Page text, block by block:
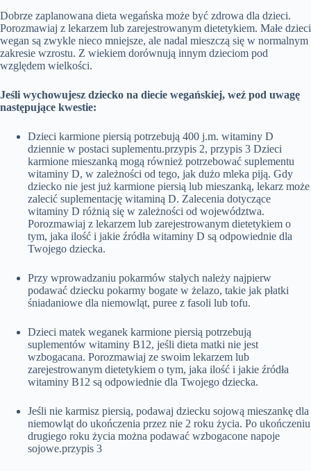
Dobrze zaplanowana dieta wegańska może być zdrowa dla dzieci.
Porozmawiaj z lekarzem lub zarejestrowanym dietetykiem. Małe dzieci
wegan są zwykle nieco mniejsze, ale nadal mieszczą się w normalnym
zakresie wzrostu. Z wiekiem dorównują innym dzieciom pod
względem wielkości.
Jeśli wychowujesz dziecko na diecie wegańskiej, weź pod uwagę
następujące kwestie:
Dzieci karmione piersią potrzebują 400 j.m. witaminy D
dziennie w postaci suplementu.przypis 2, przypis 3 Dzieci
karmione mieszanką mogą również potrzebować suplementu
witaminy D, w zależności od tego, jak dużo mleka piją. Gdy
dziecko nie jest już karmione piersią lub mieszanką, lekarz może
zalecić suplementację witaminą D. Zalecenia dotyczące
witaminy D różnią się w zależności od województwa.
Porozmawiaj z lekarzem lub zarejestrowanym dietetykiem o
tym, jaka ilość i jakie źródła witaminy D są odpowiednie dla
Twojego dziecka.
Przy wprowadzaniu pokarmów stałych należy najpierw
podawać dziecku pokarmy bogate w żelazo, takie jak płatki
śniadaniowe dla niemowląt, puree z fasoli lub tofu.
Dzieci matek weganek karmione piersią potrzebują
suplementów witaminy B12, jeśli dieta matki nie jest
wzbogacana. Porozmawiaj ze swoim lekarzem lub
zarejestrowanym dietetykiem o tym, jaka ilość i jakie źródła
witaminy B12 są odpowiednie dla Twojego dziecka.
Jeśli nie karmisz piersią, podawaj dziecku sojową mieszankę dla
niemowląt do ukończenia przez nie 2 roku życia. Po ukończeniu
drugiego roku życia można podawać wzbogacone napoje
sojowe.przypis 3